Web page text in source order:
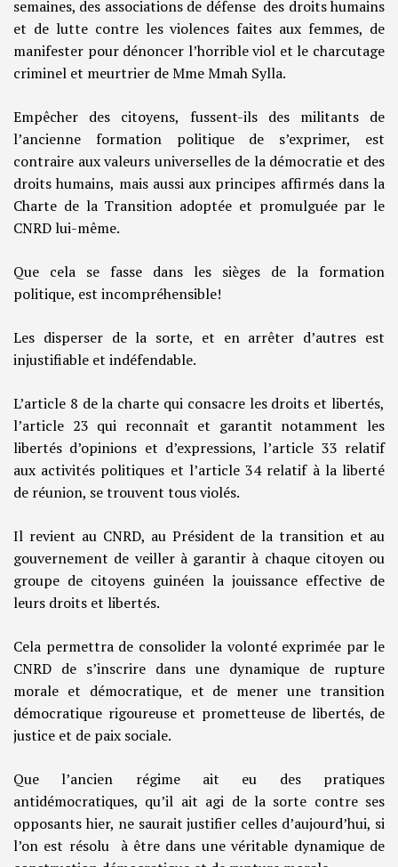
semaines, des associations de défense des droits humains
et de lutte contre les violences faites aux femmes, de
manifester pour dénoncer l’horrible viol et le charcutage
criminel et meurtrier de Mme Mmah Sylla.
Empêcher des citoyens, fussent-ils des militants de
l’ancienne formation politique de s’exprimer, est
contraire aux valeurs universelles de la démocratie et des
droits humains, mais aussi aux principes affirmés dans la
Charte de la Transition adoptée et promulguée par le
CNRD lui-même.
Que cela se fasse dans les sièges de la formation
politique, est incompréhensible!
Les disperser de la sorte, et en arrêter d’autres est
injustifiable et indéfendable.
L’article 8 de la charte qui consacre les droits et libertés,
l’article 23 qui reconnaît et garantit notamment les
libertés d’opinions et d’expressions, l’article 33 relatif
aux activités politiques et l’article 34 relatif à la liberté
de réunion, se trouvent tous violés.
Il revient au CNRD, au Président de la transition et au
gouvernement de veiller à garantir à chaque citoyen ou
groupe de citoyens guinéen la jouissance effective de
leurs droits et libertés.
Cela permettra de consolider la volonté exprimée par le
CNRD de s’inscrire dans une dynamique de rupture
morale et démocratique, et de mener une transition
démocratique rigoureuse et prometteuse de libertés, de
justice et de paix sociale.
Que l’ancien régime ait eu des pratiques
antidémocratiques, qu’il ait agi de la sorte contre ses
opposants hier, ne saurait justifier celles d’aujourd’hui, si
l’on est résolu à être dans une véritable dynamique de